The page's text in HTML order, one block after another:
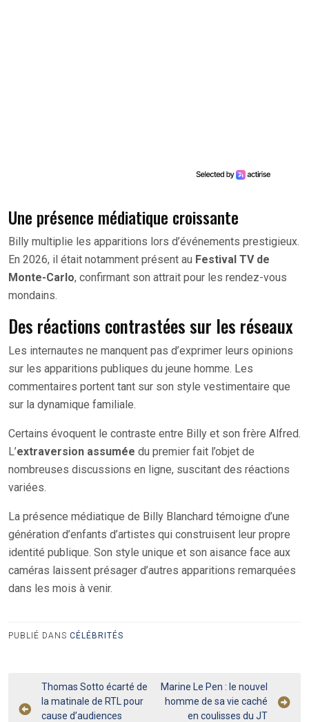
Une présence médiatique croissante
Billy multiplie les apparitions lors d’événements prestigieux.
En 2026, il était notamment présent au Festival TV de
Monte-Carlo, confirmant son attrait pour les rendez-vous
mondains.
Des réactions contrastées sur les réseaux
Les internautes ne manquent pas d’exprimer leurs opinions
sur les apparitions publiques du jeune homme. Les
commentaires portent tant sur son style vestimentaire que
sur la dynamique familiale.
Certains évoquent le contraste entre Billy et son frère Alfred.
L’extraversion assumée du premier fait l’objet de
nombreuses discussions en ligne, suscitant des réactions
variées.
La présence médiatique de Billy Blanchard témoigne d’une
génération d’enfants d’artistes qui construisent leur propre
identité publique. Son style unique et son aisance face aux
caméras laissent présager d’autres apparitions remarquées
dans les mois à venir.
PUBLIÉ DANS CÉLÉBRITÉS
Navigation
de
Thomas Sotto écarté de
la matinale de RTL pour
cause d’audiences
Marine Le Pen : le nouvel
homme de sa vie caché
en coulisses du JT